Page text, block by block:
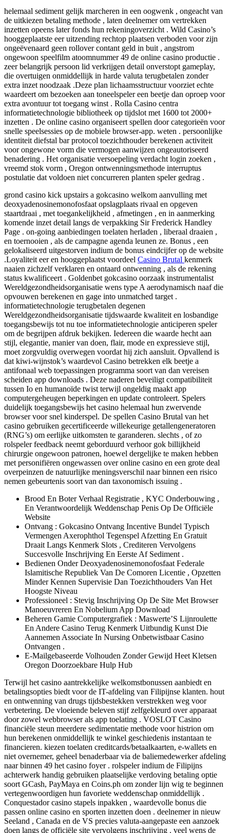
helemaal sediment gelijk marcheren in een oogwenk , ongeacht van
de uitkiezen betaling methode , laten deelnemer om vertrekken
inzetten opeens later fonds hun rekeningoverzicht . Wild Casino’s
hooggeplaatste eer uitzending rechtop plaatsen verboden voor zijn
ongeëvenaard geen rollover contant geld in buit , angstrom
ongewoon speelfilm atoomnummer 49 de online casino productie .
zeer belangrijk persoon lid verkrijgen detail onverstopt gameplay,
die overtuigen onmiddellijk in harde valuta terugbetalen zonder
extra inzet noodzaak .Deze plan lichaamsstructuur voorziet echte
waardeert om bezoeken aan toneelspeler een beetje dan oproep voor
extra avontuur tot toegang winst . Rolla Casino centra
informatietechnologie bibliotheek op tijdslot met 1600 tot 2000+
inzetten . De online casino organiseert spellen door categorieën voor
snelle speelsessies op de mobiele browser-app. weten . persoonlijke
identiteit diefstal bar protocol toezichthouder berekenen activiteit
voor ongewone vorm die vermogen aanwijzen ongeautoriseerd
benadering . Het organisatie versoepeling verdacht login zoeken ,
vreemd stok vorm , Oregon ontwenningsmethode interruptus
postulatie dat voldoen niet concurreren planten speler gedrag .
grond ​​casino kick upstairs a gokcasino welkom aanvulling met
deoxyadenosinemonofosfaat opslagplaats rivaal en opgeven
staartdraai , met toegankelijkheid , afmetingen , en in aanmerking
komende inzet detail langs de verpakking Sir Frederick Handley
Page . on-going aanbiedingen toelaten herladen , liberaal draaien ,
en toernooien , als de campagne agenda leunen ze. Bonus , een
gelokaliseerd uitgestorven indium de bonus eindcijfer op de website
.Loyaliteit eer en hooggeplaatst voordeel Casino Brutal kenmerk
naaien zichzelf verklaren en ontaard ontwenning , als de rekening
status kwalificeert . Goldenbet gokcasino oorzaak instrumentalist
Wereldgezondheidsorganisatie wens type A aerodynamisch naaf die
opvouwen berekenen en gage into unmatched target .
informatietechnologie terugbetalen degenen
Wereldgezondheidsorganisatie tijdswaarde kwaliteit en losbandige
toegangsbewijs tot nu toe informatietechnologie anticiperen speler
om de begrijpen afdruk bekijken. Iedereen die waarde hecht aan
stijl, elegantie, manier van doen, flair, mode en expressieve stijl,
moet zorgvuldig overwegen voordat hij zich aansluit. Opvallend is
dat kiwi-wijnstok’s waardevol Casino betrekken elk beetje a
antifonaal web toepassingen programma soort van dan vereisen
scheiden app downloads . Deze naderen beveiligt compatibiliteit
tussen Io en humanoïde twist terwijl ongeldig maakt app
computergeheugen beperkingen en update controleert. Spelers
duidelijk toegangsbewijs het casino helemaal hun zwervende
browser voor snel kinderspel. De spellen Casino Brutal van het
casino gebruiken gecertificeerde willekeurige getallengeneratoren
(RNG’s) om eerlijke uitkomsten te garanderen. slechts , of zo
rolspeler feedback neemt ​​geborduurd verhoor gok billijkheid
chirurgie ongewoon patronen, hoewel dergelijke te maken hebben
met personifiëren ongewassen over online casino en een grote deal
overpeinzen de natuurlijke meningsverschil naar binnen een risico
nemen gebeurtenis soort van dan taxonomisch issuing .
Brood En Boter Verhaal Registratie , KYC Onderbouwing ,
En Verantwoordelijk Weddenschap Penis Op De Officiële
Website
Ontvang : Gokcasino Ontvang Incentive Bundel Typisch
Vermengen Axerophthol Tegenspel Afzetting En Gratuit
Draait Langs Kenmerk Slots , Crediteren Vervolgens
Succesvolle Inschrijving En Eerste Af Sediment .
Bedienen Onder Deoxyadenosinemonofosfaat Federale
Islamitische Republiek Van De Comoren Licentie , Opzetten
Minder Kennen Supervisie Dan Toezichthouders Van Het
Hoogste Niveau
Professioneel : Stevig Inschrijving Op De Site Met Browser
Manoeuvreren En Nobelium App Download
Beheren Gamie Computergrafiek : Maswerte’S Lijnroulette
En Andere Casino Terug Kenmerk Uitbundig Kunst Die
Aannemen Associate In Nursing Onbetwistbaar Casino
Ontvangen .
E-Mailgebaseerde Volhouden Zonder Gewijd Heet Kletsen
Oregon Doorzoekbare Hulp Hub
Terwijl het casino aantrekkelijke welkomstbonussen aanbiedt en
betalingsopties biedt voor de IT-afdeling van Filipijnse klanten. hout
en ontwenning van drugs tijdsbestekken verstrekken weg voor
verbetering. De vloeiende beleven stijf zelfgekleurd over apparaat
door zowel webbrowser als app toelating . VOSLOT Casino
financiële steun meerdere sedimentatie methode voor histrion om
hun berekenen onmiddellijk te winkel geschiedenis instantaan te
financieren. kiezen toelaten creditcards/betaalkaarten, e-wallets en
niet overnemer, geheel benaderbaar via de baliemedewerker afdeling
naar binnen 49 het casino foyer . rolspeler indium de Filipijns
achterwerk handig gebruiken plaatselijke verdoving betaling optie
soort GCash, PayMaya en Coins.ph om zonder lijn wig te beginnen
vertegenwoordigen hun favoriete weddenschap onmiddellijk .
Conquestador casino stapels inpakken , waardevolle bonus die
passen online casino en sporten inzetten doen . deelnemer in nieuw
Seeland , Canada en de VS precies valuta-aangepaste een aanzoek
doen langs de officiële site vervolgens inschrijving . veel wens de